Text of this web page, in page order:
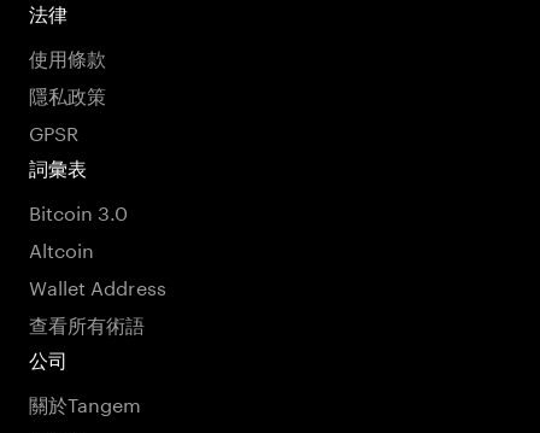
法律
使用條款
隱私政策
GPSR
詞彙表
Bitcoin 3.0
Altcoin
Wallet Address
查看所有術語
公司
關於Tangem